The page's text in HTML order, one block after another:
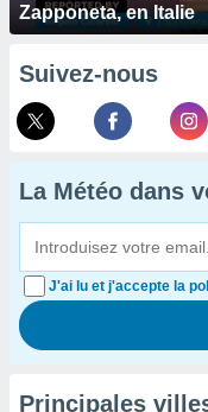
Zapponeta, en Italie
Suivez-nous
La Météo dans
J'ai lu et j'accepte la
Principales